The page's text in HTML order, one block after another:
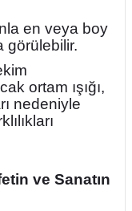
en veya boy
görülebilir.
ortam ışığı,
nedeniyle
ve Sanatın